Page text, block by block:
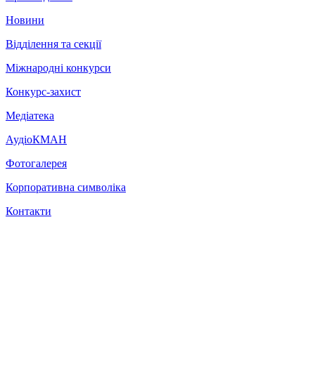
Новини
Відділення та секції
Міжнародні конкурси
Конкурс-захист
Медіатека
АудіоКМАН
Фотогалерея
Корпоративна символіка
Контакти